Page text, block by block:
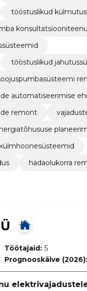
tööstuslikud
tööstuslikud
automatiseerimise
remont
külmhoonesüsteemid
hädaolukorra
Töötajaid: 5
Prognooskäive (2026):